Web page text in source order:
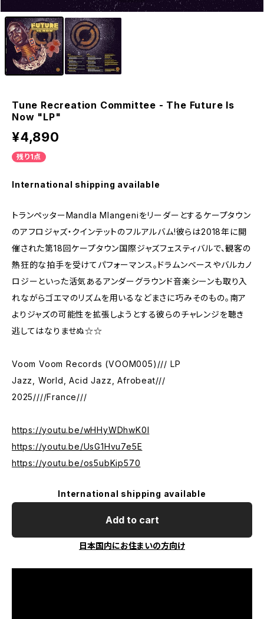
Tune Recreation Committee - The Future Is
Now "LP"
¥4,890
残り1点
International shipping available
トランペッターMandla Mlangeniをリーダーとするケープタウン
のアフロジャズ・クインテットのフルアルバム!彼らは2018年に開
催された第18回ケープタウン国際ジャズフェスティバルで、観客の
熱狂的な拍手を受けてパフォーマンス。ドラムンベースやバルカノ
ロジーといった活気あるアンダーグラウンド音楽シーンも取り入
れながらゴエマのリズムを用いるなどまさに巧みそのもの。南ア
よりジャズの可能性を拡張しようとする彼らのチャレンジを聴き
逃してはなりませぬ☆☆
Voom Voom Records (VOOM005)/// LP
Jazz, World, Acid Jazz, Afrobeat///
2025////France///
https://youtu.be/wHHyWDhwK0I
https://youtu.be/UsG1Hvu7e5E
https://youtu.be/os5ubKip570
International shipping available
Add to cart
日本国内にお住まいの方向け